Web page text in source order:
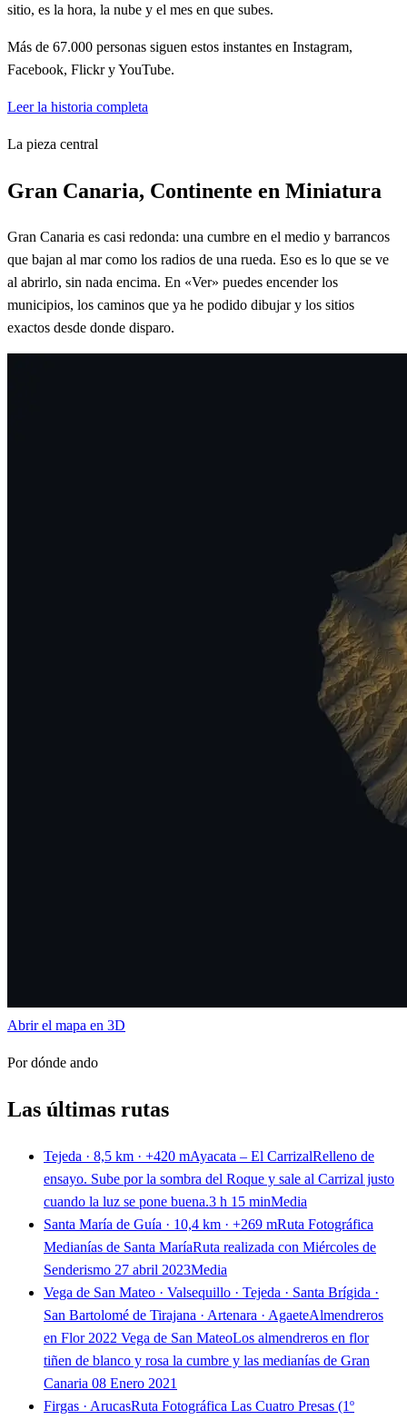
sitio, es la hora, la nube y el mes en que subes.
Más de 67.000 personas siguen estos instantes en Instagram,
Facebook, Flickr y YouTube.
Leer la historia completa
La pieza central
Gran Canaria, Continente en Miniatura
Gran Canaria es casi redonda: una cumbre en el medio y barrancos
que bajan al mar como los radios de una rueda. Eso es lo que se ve
al abrirlo, sin nada encima. En «Ver» puedes encender los
municipios, los caminos que ya he podido dibujar y los sitios
exactos desde donde disparo.
Abrir el mapa en 3D
Por dónde ando
Las últimas rutas
Tejeda · 8,5 km · +420 mAyacata – El CarrizalRelleno de
ensayo. Sube por la sombra del Roque y sale al Carrizal justo
cuando la luz se pone buena.3 h 15 minMedia
Santa María de Guía · 10,4 km · +269 mRuta Fotográfica
Medianías de Santa MaríaRuta realizada con Miércoles de
Senderismo 27 abril 2023Media
Vega de San Mateo · Valsequillo · Tejeda · Santa Brígida ·
San Bartolomé de Tirajana · Artenara · AgaeteAlmendreros
en Flor 2022 Vega de San MateoLos almendreros en flor
tiñen de blanco y rosa la cumbre y las medianías de Gran
Canaria 08 Enero 2021
Firgas · ArucasRuta Fotográfica Las Cuatro Presas (1º